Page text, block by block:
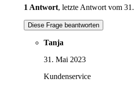
1 Antwort, letzte Antwort vom
Diese Frage beantworten
Tanja
31. Mai 2023
Kundenservice